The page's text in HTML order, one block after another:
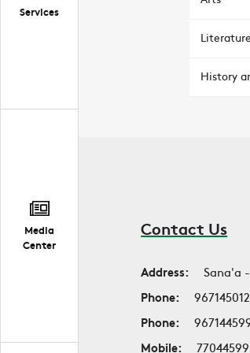
Services
Media
Center
Literature
History
Contact Us
Address:
Sana'a
Phone:
Phone:
Mobile: